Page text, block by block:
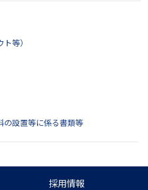
等）
の設置等に係る書類等
採用情報